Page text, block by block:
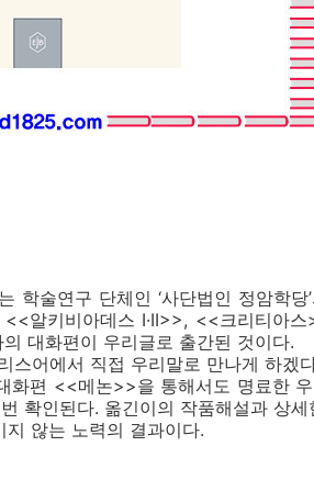
술연구 단체인 ‘사단법인 정암학당
알키비아데스 I·II>>, <<크리티아
대화편이 우리글로 출간된 것이다.
스어에서 직접 우리말로 만나게 하겠
화편 <<메논>>을 통해서도 명료한
확인된다. 옮긴이의 작품해설과 상
않는 노력의 결과이다.